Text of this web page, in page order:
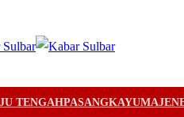
TENGAHPASANGKAYU